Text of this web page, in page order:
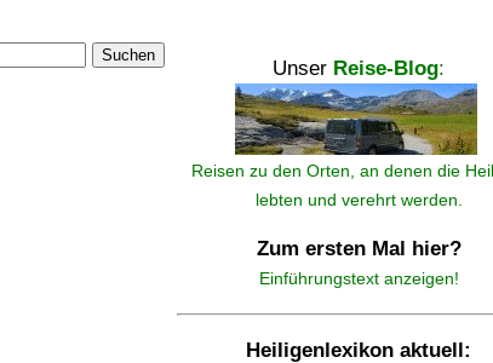
Suchen
Unser Reise-Blog:
Reisen zu den Orten, an denen die
lebten und verehrt werden.
Zum ersten Mal hier?
Einführungstext anzeigen!
Heiligenlexikon aktuell: